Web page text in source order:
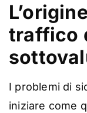
traffico
I problemi di
iniziare come